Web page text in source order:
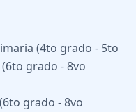
(4to grado - 5to
grado - 8vo
grado - 8vo